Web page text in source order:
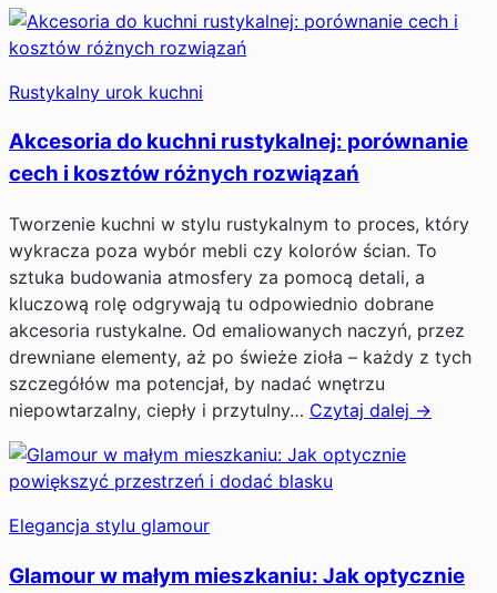
Rustykalny urok kuchni
Akcesoria do kuchni rustykalnej: porównanie
cech i kosztów różnych rozwiązań
Tworzenie kuchni w stylu rustykalnym to proces, który
wykracza poza wybór mebli czy kolorów ścian. To
sztuka budowania atmosfery za pomocą detali, a
kluczową rolę odgrywają tu odpowiednio dobrane
akcesoria rustykalne. Od emaliowanych naczyń, przez
drewniane elementy, aż po świeże zioła – każdy z tych
szczegółów ma potencjał, by nadać wnętrzu
niepowtarzalny, ciepły i przytulny… Czytaj dalej →
Elegancja stylu glamour
Glamour w małym mieszkaniu: Jak optycznie